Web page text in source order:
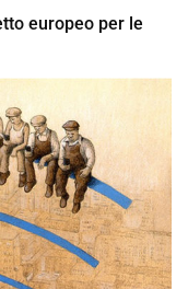
europeo per le